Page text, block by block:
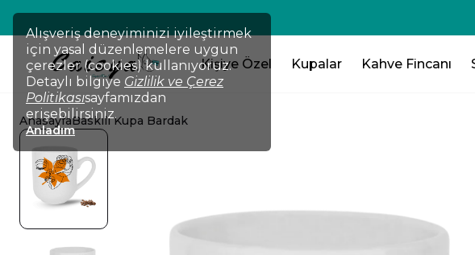
Alışveriş deneyiminizi iyileştirmek
için yasal düzenlemelere uygun
çerezler (cookies) kullanıyoruz.
Detaylı bilgiye Gizlilik ve Çerez
Politikasısayfamızdan
erişebilirsiniz.
Anladım
💸TÜM ÜRÜNLERDE !!! 2 Ürün Al -75₺💸 - 3 Ürün
Kişiye Özel Kupalar Kahve Fincanı
AnasayfaBaskılı Kupa Bardak